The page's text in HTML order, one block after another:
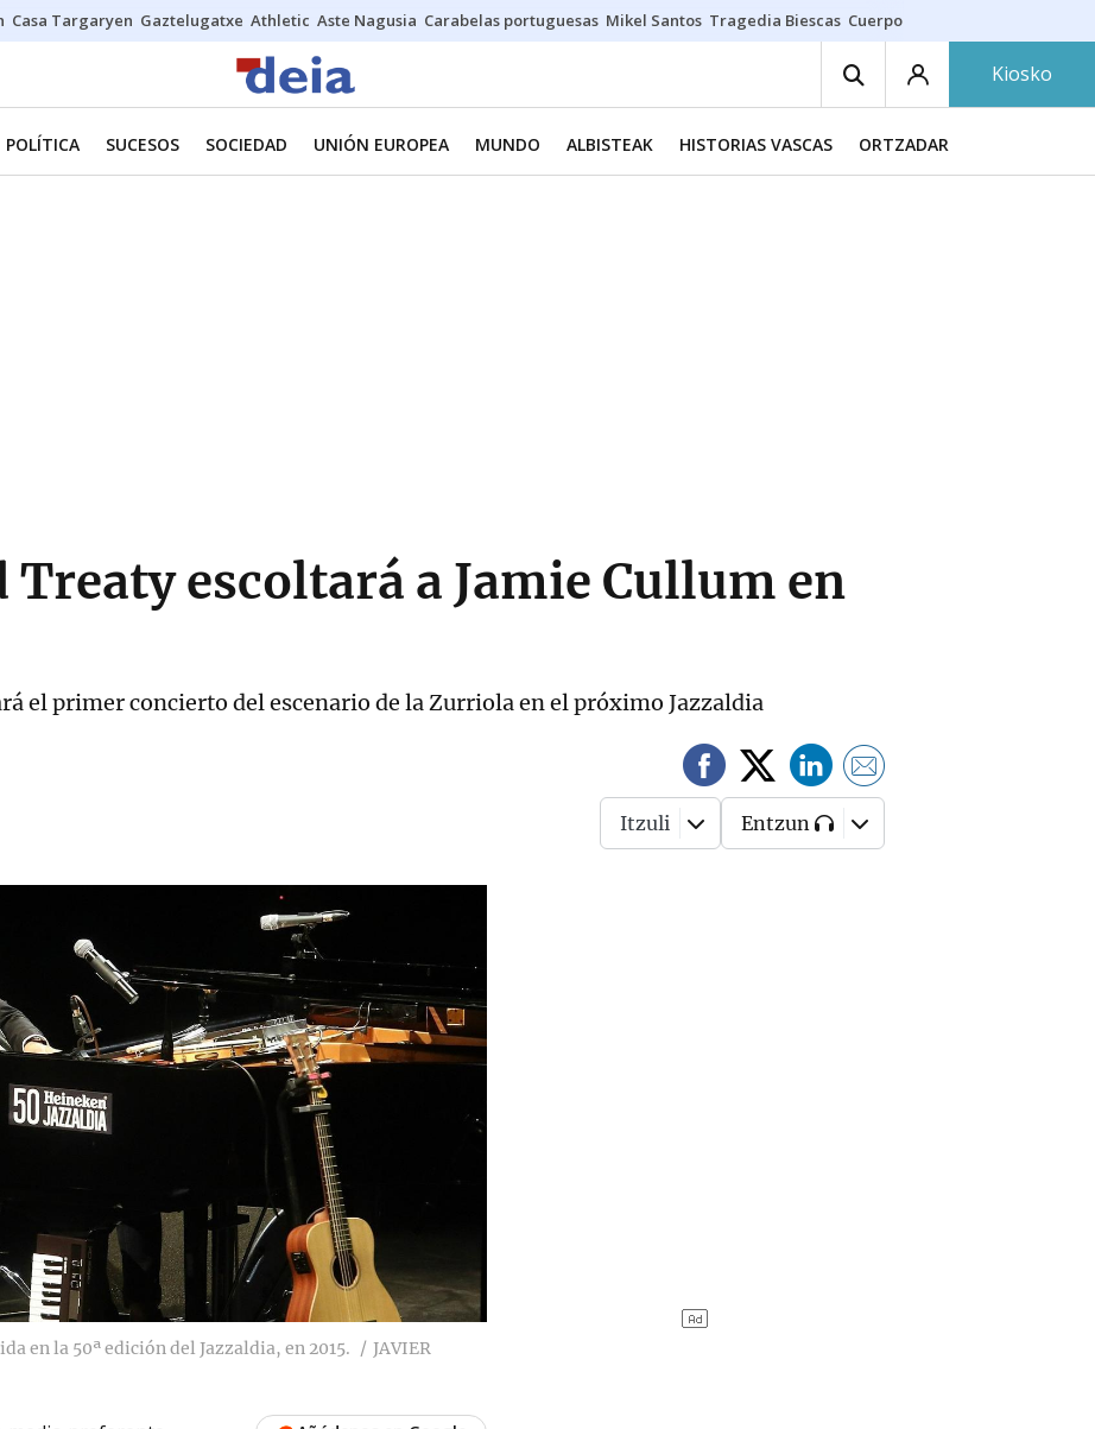
Casa Targaryen Gaztelugatxe Athletic Aste Nagusia Carabelas portuguesas Mikel Santos Tragedia Biescas Cuerpo ría
Kiosko
POLÍTICA SUCESOS SOCIEDAD UNIÓN EUROPEA MUNDO ALBISTEAK HISTORIAS VASCAS ORTZADAR
Treaty escoltará a Jamie Cullum en
el primer concierto del escenario de la Zurriola en el próximo Jazzaldia
Itzuli Entzun
en la 50ª edición del Jazzaldia, en 2015.
JAVIER